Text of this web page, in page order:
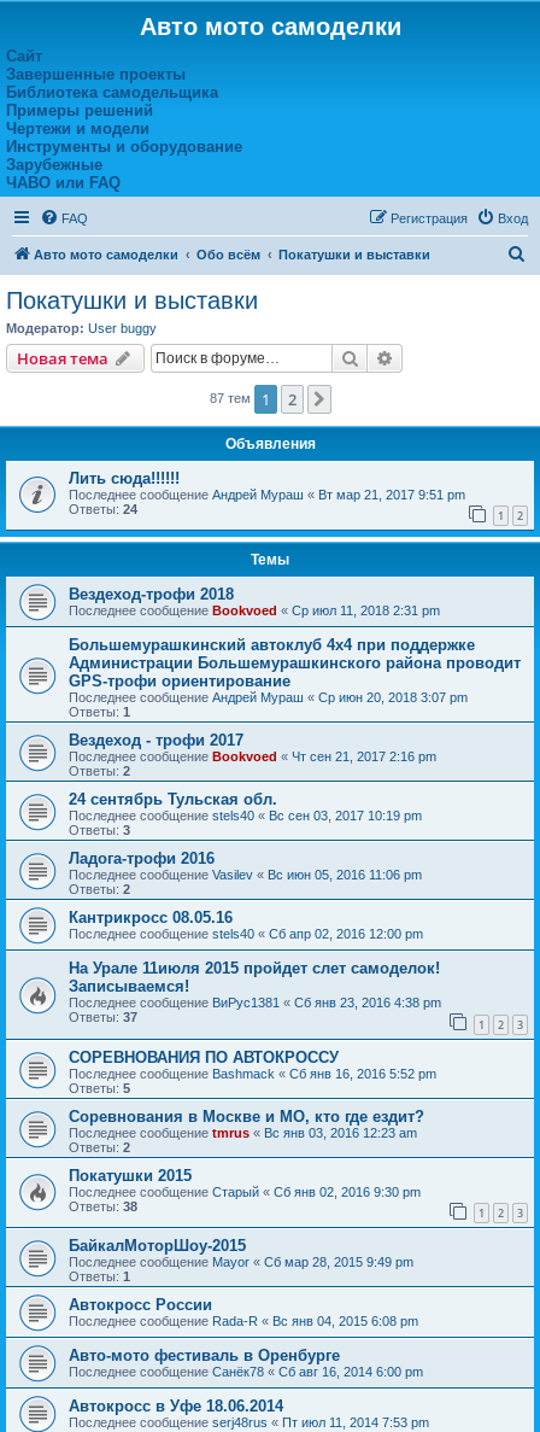
Авто мото самоделки
Сайт
Завершенные проекты
Библиотека самодельщика
Примеры решений
Чертежи и модели
Инструменты и оборудование
Зарубежные
ЧАВО или FAQ
FAQ Вход
Регистрация
Авто мото самоделки Обо всём Покатушки и выставки
Покатушки и выставки
Модератор: User buggy
Новая тема Поиск
87 тем 1 2
Объявления
Лить сюда!!!!!!
Последнее сообщение Андрей Мураш « Вт мар 21, 2017 9:51 pm
Ответы: 24 1 2
Темы
Вездеход-трофи 2018
Последнее сообщение Bookvoed « Ср июл 11, 2018 2:31 pm
Большемурашкинский автоклуб 4х4 при поддержке
Администрации Большемурашкинского района проводит
GPS-трофи ориентирование
Последнее сообщение Андрей Мураш « Ср июн 20, 2018 3:07 pm
Ответы: 1
Вездеход - трофи 2017
Последнее сообщение Bookvoed « Чт сен 21, 2017 2:16 pm
Ответы: 2
24 сентябрь Тульская обл.
Последнее сообщение stels40 « Вс сен 03, 2017 10:19 pm
Ответы: 3
Ладога-трофи 2016
Последнее сообщение Vasilev « Вс июн 05, 2016 11:06 pm
Ответы: 2
Кантрикросс 08.05.16
Последнее сообщение stels40 « Сб апр 02, 2016 12:00 pm
На Урале 11июля 2015 пройдет слет самоделок!
Записываемся!
Последнее сообщение ВиРус1381 « Сб янв 23, 2016 4:38 pm
Ответы: 37 1 2 3
СОРЕВНОВАНИЯ ПО АВТОКРОССУ
Последнее сообщение Bashmack « Сб янв 16, 2016 5:52 pm
Ответы: 5
Соревнования в Москве и МО, кто где ездит?
Последнее сообщение tmrus « Вс янв 03, 2016 12:23 am
Ответы: 2
Покатушки 2015
Последнее сообщение Старый « Сб янв 02, 2016 9:30 pm
Ответы: 38 1 2 3
БайкалМоторШоу-2015
Последнее сообщение Mayor « Сб мар 28, 2015 9:49 pm
Ответы: 1
Автокросс России
Последнее сообщение Rada-R « Вс янв 04, 2015 6:08 pm
Авто-мото фестиваль в Оренбурге
Последнее сообщение Санёк78 « Сб авг 16, 2014 6:00 pm
Автокросс в Уфе 18.06.2014
Последнее сообщение serj48rus « Пт июл 11, 2014 7:53 pm